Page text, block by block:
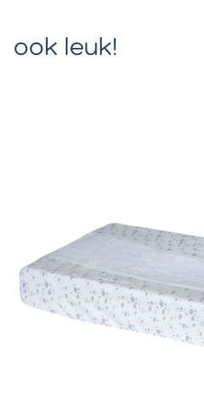
ook leuk!